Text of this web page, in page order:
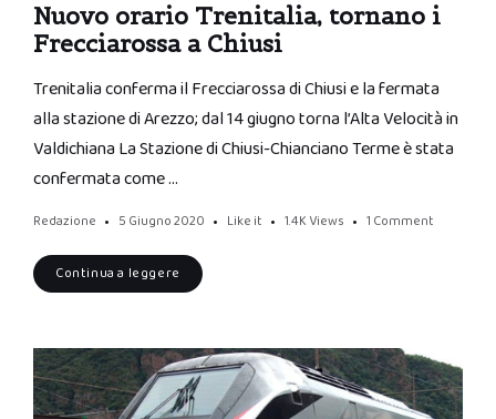
Nuovo orario Trenitalia, tornano i
Frecciarossa a Chiusi
Trenitalia conferma il Frecciarossa di Chiusi e la fermata
alla stazione di Arezzo; dal 14 giugno torna l’Alta Velocità in
Valdichiana La Stazione di Chiusi-Chianciano Terme è stata
confermata come …
Redazione 5 Giugno 2020 Like it 1.4K Views 1 Comment
Continua a leggere